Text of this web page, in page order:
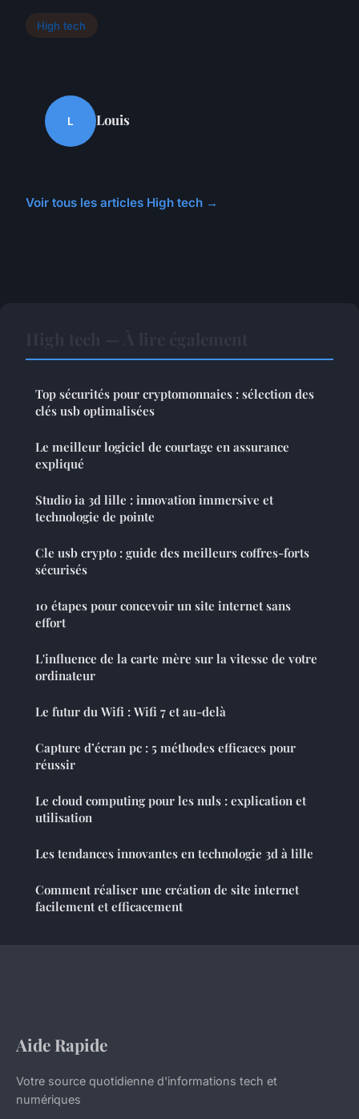
High tech
L Louis
Voir tous les articles High tech →
Top sécurités pour cryptomonnaies : sélection des
clés usb optimalisées
Le meilleur logiciel de courtage en assurance
expliqué
Studio ia 3d lille : innovation immersive et
technologie de pointe
Cle usb crypto : guide des meilleurs coffres-forts
sécurisés
10 étapes pour concevoir un site internet sans
effort
L'influence de la carte mère sur la vitesse de votre
ordinateur
Le futur du Wifi : Wifi 7 et au-delà
Capture d’écran pc : 5 méthodes efficaces pour
réussir
Le cloud computing pour les nuls : explication et
utilisation
Les tendances innovantes en technologie 3d à lille
Comment réaliser une création de site internet
facilement et efficacement
Aide Rapide
Votre source quotidienne d'informations tech et
numériques